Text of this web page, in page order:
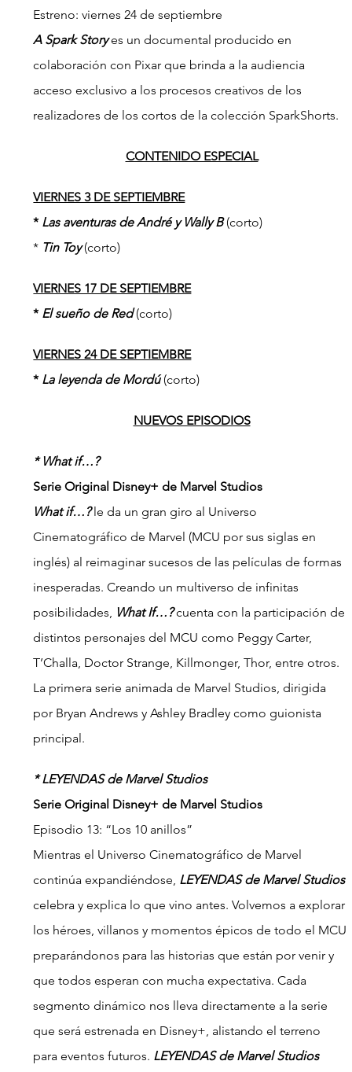
Estreno: viernes 24 de septiembre
A Spark Story es un documental producido en
colaboración con Pixar que brinda a la audiencia
acceso exclusivo a los procesos creativos de los
realizadores de los cortos de la colección SparkShorts.
CONTENIDO ESPECIAL
VIERNES 3 DE SEPTIEMBRE
* Las aventuras de André y Wally B (corto)
* Tin Toy (corto)
VIERNES 17 DE SEPTIEMBRE
* El sueño de Red (corto)
VIERNES 24 DE SEPTIEMBRE
* La leyenda de Mordú (corto)
NUEVOS EPISODIOS
* What if…?
Serie Original Disney+ de Marvel Studios
What if…? le da un gran giro al Universo
Cinematográfico de Marvel (MCU por sus siglas en
inglés) al reimaginar sucesos de las películas de formas
inesperadas. Creando un multiverso de infinitas
posibilidades,
What If…? cuenta con la participación de
distintos personajes del MCU como Peggy Carter,
T’Challa, Doctor Strange, Killmonger, Thor, entre otros.
La primera serie animada de Marvel Studios, dirigida
por Bryan Andrews y Ashley Bradley como guionista
principal.
* LEYENDAS de Marvel Studios
Serie Original Disney+ de Marvel Studios
Episodio 13: “Los 10 anillos”
Mientras el Universo Cinematográfico de Marvel
continúa expandiéndose, LEYENDAS de Marvel Studios
celebra y explica lo que vino antes. Volvemos a explorar
los héroes, villanos y momentos épicos de todo el MCU
preparándonos para las historias que están por venir y
que todos esperan con mucha expectativa. Cada
segmento dinámico nos lleva directamente a la serie
que será estrenada en Disney+, alistando el terreno
para eventos futuros. LEYENDAS de Marvel Studios